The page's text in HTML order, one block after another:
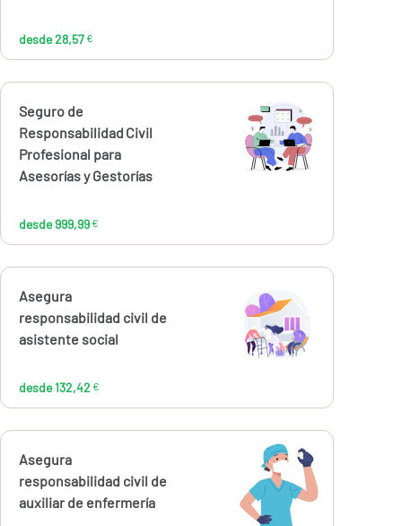
desde 28,57 €
Calcúlalo ahora
Seguro de
Responsabilidad Civil
Profesional para
Asesorías y Gestorías
desde 999,99 €
999,99€
Calcúlalo ahora
Asegura
responsabilidad civil de
asistente social
desde 132,42 €
132,42€
Calcúlalo ahora
Asegura
responsabilidad civil de
auxiliar de enfermería
93,95